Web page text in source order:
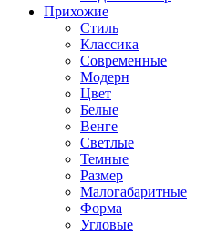
Прихожие
Стиль
Классика
Современные
Модерн
Цвет
Белые
Венге
Светлые
Темные
Размер
Малогабаритные
Форма
Угловые